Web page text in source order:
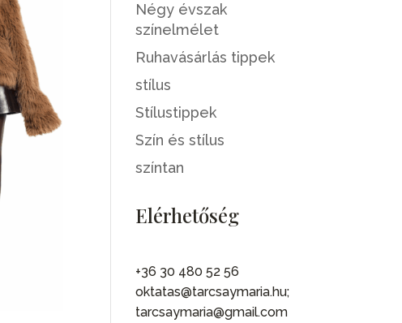
Négy évszak
színelmélet
Ruhavásárlás tippek
stílus
Stílustippek
Szín és stílus
színtan
Elérhetőség
+36 30 480 52 56
oktatas@tarcsaymaria.hu;
tarcsaymaria@gmail.com